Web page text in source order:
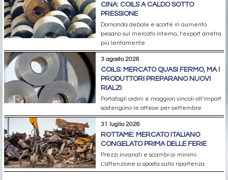
CINA: COILS A CALDO SOTTO
PRESSIONE
Domanda debole e scorte in aumento
pesano sul mercato interno; l’export arretra
più lentamente
3 agosto 2026
COILS: MERCATO QUASI FERMO, MA I
PRODUTTORI PREPARANO NUOVI
RIALZI
Portafogli ordini e maggiori vincoli all’import
sostengono le attese per settembre
31 luglio 2026
ROTTAME: MERCATO ITALIANO
CONGELATO PRIMA DELLE FERIE
Prezzi invariati e scambi ai minimi.
L’attenzione si sposta sulla ripartenza